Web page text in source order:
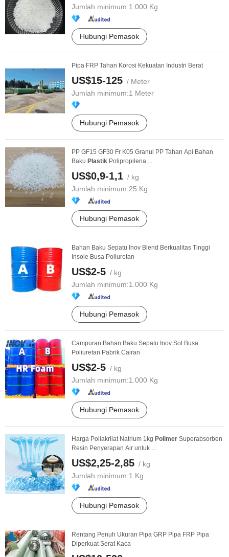
Jumlah minimum:1.000 Kg
Hubungi Pemasok
Pipa FRP Tahan Korosi Kekuatan Industri Berat
US$15-125 / Meter
Jumlah minimum:1 Meter
Hubungi Pemasok
PP GF15 GF30 Fr K05 Granul PP Tahan Api Bahan
Baku Plastik Polipropilena ...
US$0,9-1,1 / kg
Jumlah minimum:25 Kg
Hubungi Pemasok
Bahan Baku Sepatu Inov Blend Berkualitas Tinggi
Insole Busa Poliuretan
US$2-5 / kg
Jumlah minimum:1.000 Kg
Hubungi Pemasok
Campuran Bahan Baku Sepatu Inov Sol Busa
Poliuretan Pabrik Cairan
US$2-5 / kg
Jumlah minimum:1.000 Kg
Hubungi Pemasok
Harga Poliakrilat Natrium 1kg Polimer Superabsorben
Resin Penyerapan Air untuk ...
US$2,25-2,85 / kg
Jumlah minimum:1 Kg
Hubungi Pemasok
Rentang Penuh Ukuran Pipa GRP Pipa FRP Pipa
Diperkuat Serat Kaca